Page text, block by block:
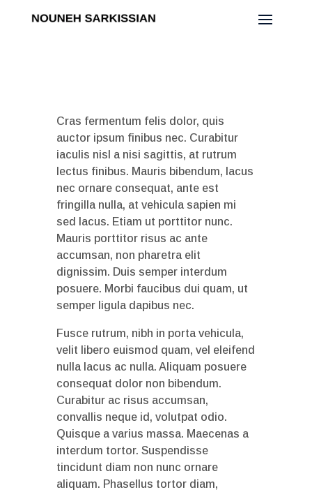
Cras fermentum felis dolor, quis
auctor ipsum finibus nec. Curabitur
iaculis nisl a nisi sagittis, at rutrum
lectus finibus. Mauris bibendum, lacus
nec ornare consequat, ante est
fringilla nulla, at vehicula sapien mi
sed lacus. Etiam ut porttitor nunc.
Mauris porttitor risus ac ante
accumsan, non pharetra elit
dignissim. Duis semper interdum
posuere. Morbi faucibus dui quam, ut
semper ligula dapibus nec.
Fusce rutrum, nibh in porta vehicula,
velit libero euismod quam, vel eleifend
nulla lacus ac nulla. Aliquam posuere
consequat dolor non bibendum.
Curabitur ac risus accumsan,
convallis neque id, volutpat odio.
Quisque a varius massa. Maecenas a
interdum tortor. Suspendisse
tincidunt diam non nunc ornare
aliquam. Phasellus tortor diam,